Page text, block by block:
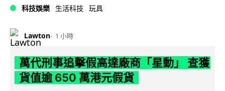
科技娛樂 生活科技 玩具
Lawton 1 小時
萬代刑事追擊假高達廠商「星動」 查獲
貨值逾 650 萬港元假貨